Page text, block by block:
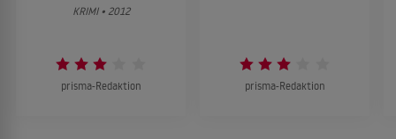
KRIMI • 2012
prisma-Redaktion prisma-Redaktion